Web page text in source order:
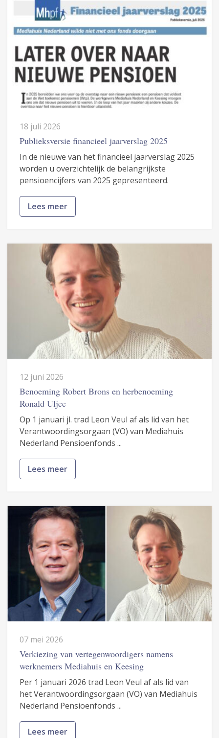
18 juli 2026
Publieksversie financieel jaarverslag 2025
In de nieuwe van het financieel jaarverslag 2025
worden u overzichtelijk de belangrijkste
pensioencijfers van 2025 gepresenteerd.
Lees meer
12 juni 2026
Benoeming Robert Brons en herbenoeming
Ronald Uljee
Op 1 januari jl. trad Leon Veul af als lid van het
Verantwoordingsorgaan (VO) van Mediahuis
Nederland Pensioenfonds ...
Lees meer
07 mei 2026
Verkiezing van vertegenwoordigers namens
werknemers Mediahuis en Keesing
Per 1 januari 2026 trad Leon Veul af als lid van
het Verantwoordingsorgaan (VO) van Mediahuis
Nederland Pensioenfonds ...
Lees meer